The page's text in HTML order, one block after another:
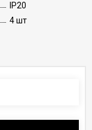
IP20
4 шт